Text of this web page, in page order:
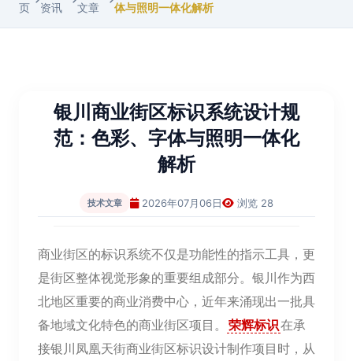
页
资讯
文章
体与照明一体化解析
银川商业街区标识系统设计规
范：色彩、字体与照明一体化
解析
技术文章 2026年07月06日 浏览 28
商业街区的标识系统不仅是功能性的指示工具，更
是街区整体视觉形象的重要组成部分。银川作为西
北地区重要的商业消费中心，近年来涌现出一批具
备地域文化特色的商业街区项目。 荣辉标识在承
接银川凤凰天街商业街区标识设计制作项目时，从